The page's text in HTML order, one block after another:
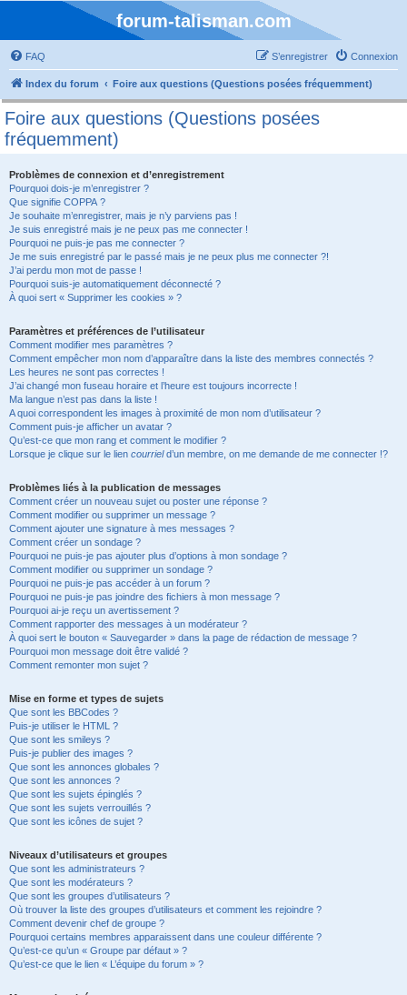
forum-talisman.com
FAQ Connexion
S’enregistrer
Index du forum Foire aux questions (Questions posées fréquemment)
Foire aux questions (Questions posées
fréquemment)
Problèmes de connexion et d’enregistrement
Pourquoi dois-je m’enregistrer ?
Que signifie COPPA ?
Je souhaite m’enregistrer, mais je n’y parviens pas !
Je suis enregistré mais je ne peux pas me connecter !
Pourquoi ne puis-je pas me connecter ?
Je me suis enregistré par le passé mais je ne peux plus me connecter ?!
J’ai perdu mon mot de passe !
Pourquoi suis-je automatiquement déconnecté ?
À quoi sert « Supprimer les cookies » ?
Paramètres et préférences de l’utilisateur
Comment modifier mes paramètres ?
Comment empêcher mon nom d’apparaître dans la liste des membres connectés ?
Les heures ne sont pas correctes !
J’ai changé mon fuseau horaire et l’heure est toujours incorrecte !
Ma langue n’est pas dans la liste !
A quoi correspondent les images à proximité de mon nom d’utilisateur ?
Comment puis-je afficher un avatar ?
Qu’est-ce que mon rang et comment le modifier ?
Lorsque je clique sur le lien courrield’un membre, on me demande de me connecter !?
Problèmes liés à la publication de messages
Comment créer un nouveau sujet ou poster une réponse ?
Comment modifier ou supprimer un message ?
Comment ajouter une signature à mes messages ?
Comment créer un sondage ?
Pourquoi ne puis-je pas ajouter plus d’options à mon sondage ?
Comment modifier ou supprimer un sondage ?
Pourquoi ne puis-je pas accéder à un forum ?
Pourquoi ne puis-je pas joindre des fichiers à mon message ?
Pourquoi ai-je reçu un avertissement ?
Comment rapporter des messages à un modérateur ?
À quoi sert le bouton « Sauvegarder » dans la page de rédaction de message ?
Pourquoi mon message doit être validé ?
Comment remonter mon sujet ?
Mise en forme et types de sujets
Que sont les BBCodes ?
Puis-je utiliser le HTML ?
Que sont les smileys ?
Puis-je publier des images ?
Que sont les annonces globales ?
Que sont les annonces ?
Que sont les sujets épinglés ?
Que sont les sujets verrouillés ?
Que sont les icônes de sujet ?
Niveaux d’utilisateurs et groupes
Que sont les administrateurs ?
Que sont les modérateurs ?
Que sont les groupes d’utilisateurs ?
Où trouver la liste des groupes d’utilisateurs et comment les rejoindre ?
Comment devenir chef de groupe ?
Pourquoi certains membres apparaissent dans une couleur différente ?
Qu’est-ce qu’un « Groupe par défaut » ?
Qu’est-ce que le lien « L’équipe du forum » ?